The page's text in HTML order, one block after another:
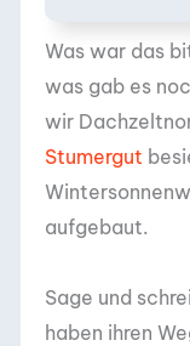
Was war das
was gab es
wir
Stumergut
aufgebaut.
Sage und
haben ihren